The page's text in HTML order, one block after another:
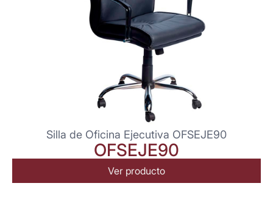
Silla de Oficina Ejecutiva OFSEJE90
OFSEJE90
Ver producto